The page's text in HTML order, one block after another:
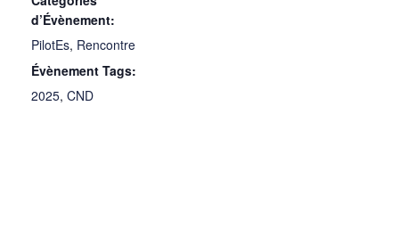
d’Évènement:
PilotEs, Rencontre
Évènement Tags:
2025, CND